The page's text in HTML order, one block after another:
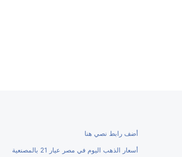
أضف رابط نصي هنا
أسعار الذهب اليوم في مصر عيار 21 بالمصنعية